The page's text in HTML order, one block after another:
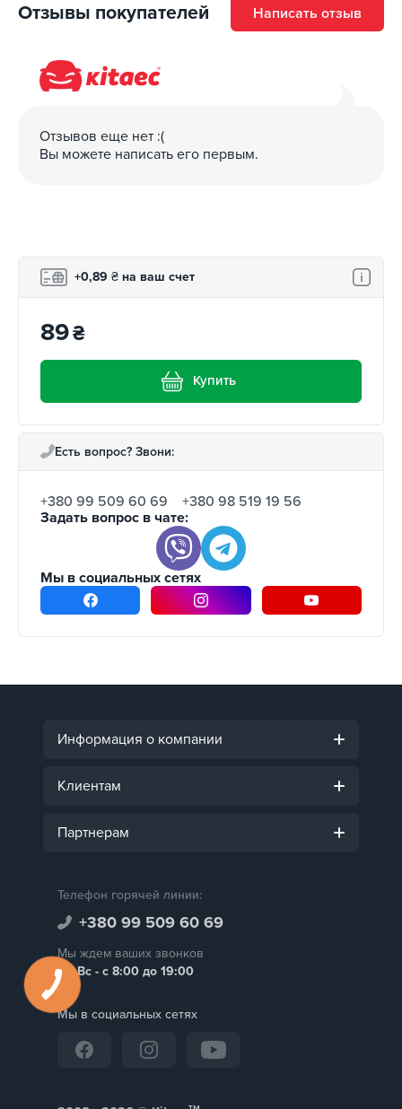
Отзывы покупателей Написать отзыв
Отзывов еще нет :(
Вы можете написать его первым.
+0,89 ₴ на ваш счет
89₴
Купить
Есть вопрос? Звони:
+380 99 509 60 69
+380 98 519 19 56
Задать вопрос в чате:
Мы в социальных сетях
Информация о компании
Клиентам
Партнерам
Телефон горячей линии:
+380 99 509 60 69
Мы ждем ваших звонков
Пн-Вс - с 8:00 до 19:00
Мы в социальных сетях